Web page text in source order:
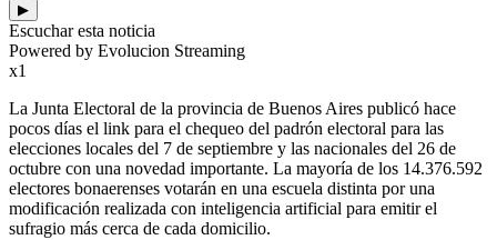
▶
Escuchar esta noticia
Powered by Evolucion Streaming
x1
La Junta Electoral de la provincia de Buenos Aires publicó hace
pocos días el link para el chequeo del padrón electoral para las
elecciones locales del 7 de septiembre y las nacionales del 26 de
octubre con una novedad importante. La mayoría de los 14.376.592
electores bonaerenses votarán en una escuela distinta por una
modificación realizada con inteligencia artificial para emitir el
sufragio más cerca de cada domicilio.